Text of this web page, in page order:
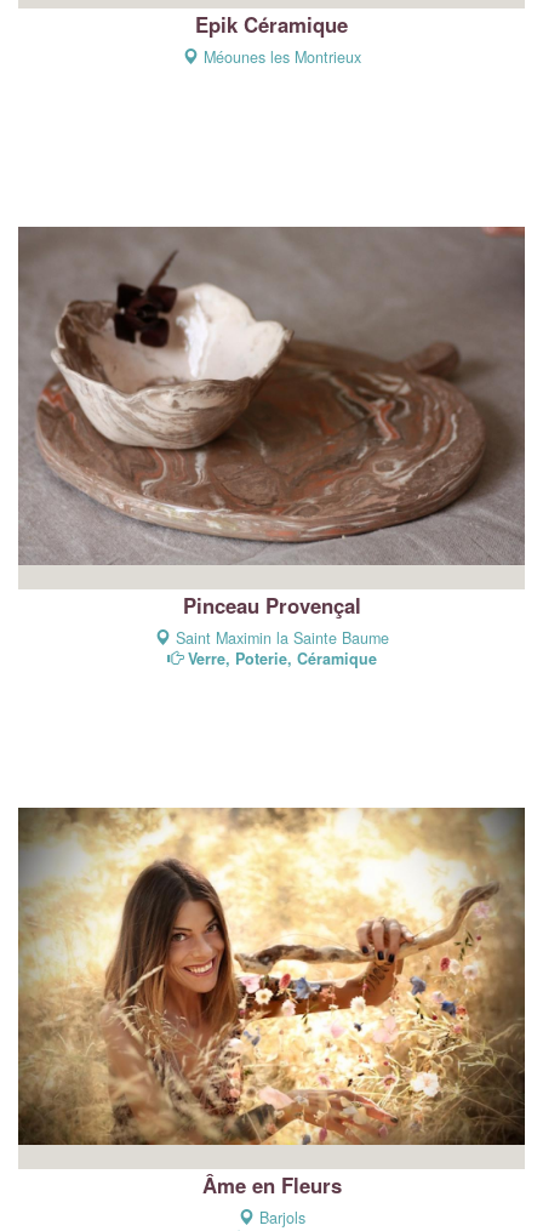
Epik Céramique
Méounes les Montrieux
Pinceau Provençal
Saint Maximin la Sainte Baume
Verre, Poterie, Céramique
Âme en Fleurs
Barjols